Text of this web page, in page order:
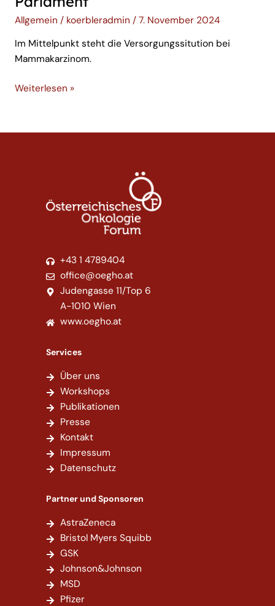
Allgemein / koerbleradmin / 7. November 2024
Im Mittelpunkt steht die Versorgungssitution bei
Mammakarzinom.
Weiterlesen »
+43 1 4789404
office@oegho.at
Judengasse 11/Top 6
A-1010 Wien
www.oegho.at
Services
Über uns
Workshops
Publikationen
Presse
Kontakt
Impressum
Datenschutz
Partner und Sponsoren
AstraZeneca
Bristol Myers Squibb
GSK
Johnson&Johnson
MSD
Pfizer